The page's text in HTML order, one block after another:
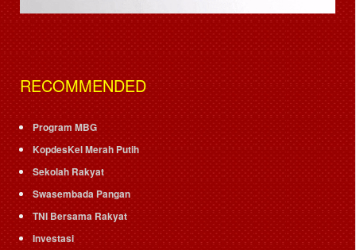
RECOMMENDED
Program MBG
KopdesKel Merah Putih
Sekolah Rakyat
Swasembada Pangan
TNI Bersama Rakyat
Investasi